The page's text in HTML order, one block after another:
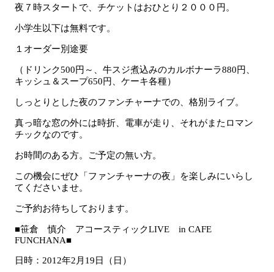
夜７時スタートで、チケットはおひとり２０００円。
小学生以下は無料です。
１オーダー別途要
（ドリンク500円～、牛スジ煮込みのカルボナーラ880円、
キッシュ＆スープ650円、ケーキ各種）
しっとりとした夜のファンチャーナでの、格別ライブ。
真っ暗な窓の外には時折、電車が走り、それがまたロマン
チックなのです。
お時間のある方。ご予定の無い方。
この機会にぜひ「ファンチャーナの夜」を楽しみにいらし
てくださいませ。
ご予約お待ちしております。
■笹倉 慎介 アコースティックLIVE in CAFE
FUNCHANA■
日時：2012年2月19日（日）